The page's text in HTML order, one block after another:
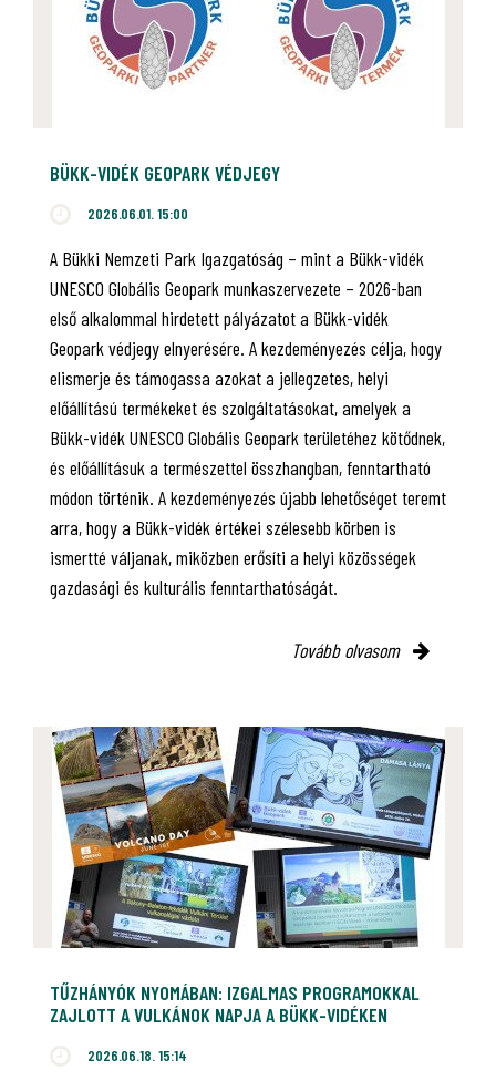
BÜKK-VIDÉK GEOPARK VÉDJEGY
2026.06.01. 15:00
A Bükki Nemzeti Park Igazgatóság – mint a Bükk-vidék
UNESCO Globális Geopark munkaszervezete – 2026-ban
első alkalommal hirdetett pályázatot a Bükk-vidék
Geopark védjegy elnyerésére. A kezdeményezés célja, hogy
elismerje és támogassa azokat a jellegzetes, helyi
előállítású termékeket és szolgáltatásokat, amelyek a
Bükk-vidék UNESCO Globális Geopark területéhez kötődnek,
és előállításuk a természettel összhangban, fenntartható
módon történik. A kezdeményezés újabb lehetőséget teremt
arra, hogy a Bükk-vidék értékei szélesebb körben is
ismertté váljanak, miközben erősíti a helyi közösségek
gazdasági és kulturális fenntarthatóságát.
Tovább olvasom
TŰZHÁNYÓK NYOMÁBAN: IZGALMAS PROGRAMOKKAL
ZAJLOTT A VULKÁNOK NAPJA A BÜKK-VIDÉKEN
2026.06.18. 15:14